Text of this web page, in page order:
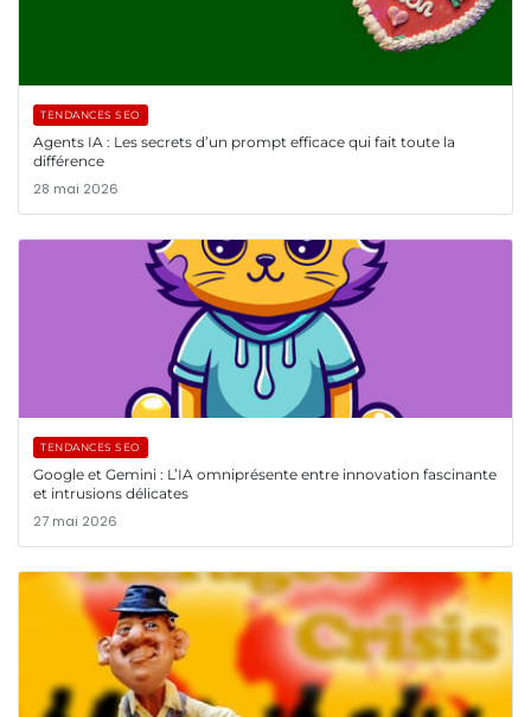
TENDANCES SEO
Agents IA : Les secrets d’un prompt efficace qui fait toute la
différence
28 mai 2026
TENDANCES SEO
Google et Gemini : L’IA omniprésente entre innovation fascinante
et intrusions délicates
27 mai 2026